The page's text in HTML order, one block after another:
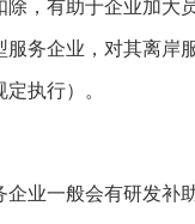
，有助于企业加大
服务企业，对其离岸
执行）。
企业一般会有研发补